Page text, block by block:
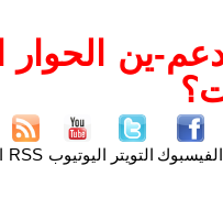
ين الحوار
الفيسبوك التويتر اليوتيوب RSS